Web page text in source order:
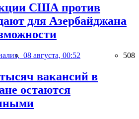
США против
для Азербайджана
08 августа, 00:52 508
вакансий в
остаются